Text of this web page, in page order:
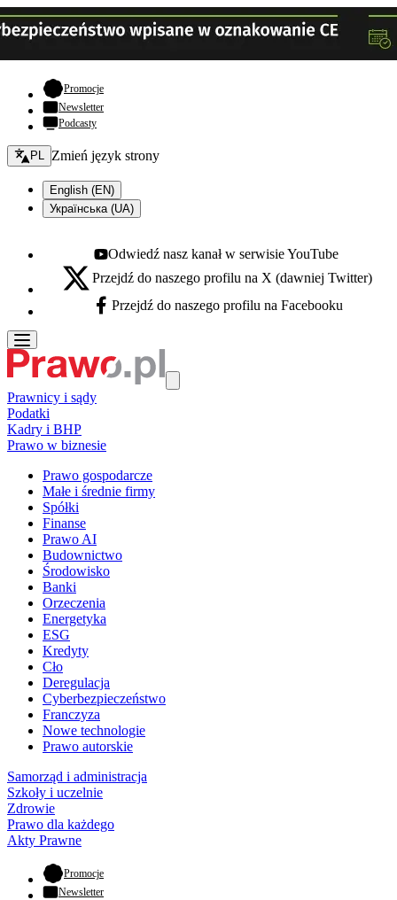
Promocje- otwiera się w nowej karcie
Newsletter
Podcasty
Zmień język - bieżący:
PL Zmień język strony
English (EN)
Українська (UA)
Youtube - otwiera się w nowej karcie
Odwiedź nasz kanał w serwisie YouTube
X - otwiera się w nowej karcie
Przejdź do naszego profilu na X (dawniej Twitter)
Facebook - otwiera się w nowej karcie
Przejdź do naszego profilu na Facebooku
Prawnicy i sądy
Podatki
Kadry i BHP
Prawo w biznesie
Prawo gospodarcze
Małe i średnie firmy
Spółki
Finanse
Prawo AI
Budownictwo
Środowisko
Banki
Orzeczenia
Energetyka
ESG
Kredyty
Cło
Deregulacja
Cyberbezpieczeństwo
Franczyza
Nowe technologie
Prawo autorskie
Samorząd i administracja
Szkoły i uczelnie
Zdrowie
Prawo dla każdego
Akty Prawne
Promocje- otwiera się w nowej karcie
Newsletter